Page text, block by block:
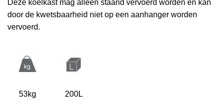
Deze koelkast mag alleen staand vervoerd worden en kan
door de kwetsbaarheid niet op een aanhanger worden
vervoerd.
53kg 200L